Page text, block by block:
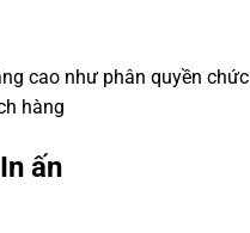
cao như phân quyền chức
hàng
ấn